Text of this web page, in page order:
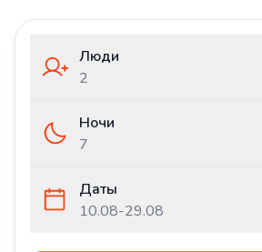
Люди
2
Ночи
7
Даты
10.08-29.08